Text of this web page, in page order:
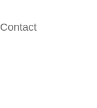
Contact